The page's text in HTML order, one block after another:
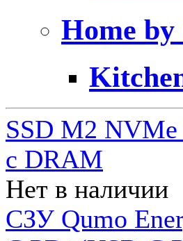
Home by
SSD M2
c DRAM
Нет в наличии
СЗУ Qumo